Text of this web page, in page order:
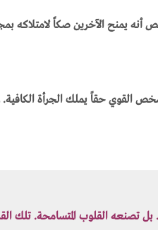
أنه يمنح الآخرين صكاً لامتلاكه
القوي حقاً يملك الجرأة
تصنعه القلوب المتسامحة. تلك